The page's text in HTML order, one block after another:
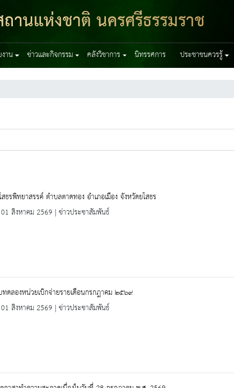
นแห่งชาติ นครศรีธรรมราช
าน ข่าวและกิจกรรม คลังวิชาการ นิทรรศการ ประชาชนควรรู้
สธรพิทยาสรรค์ ตำบลตาดทอง อำเภอเมือง จังหวัดยโสธร
สิงหาคม 2569 | ข่าวประชาสัมพันธ์
ทดลองหน่วยเบิกจ่ายรายเดือนกรกฎาคม ๒๕๖๙
สิงหาคม 2569 | ข่าวประชาสัมพันธ์